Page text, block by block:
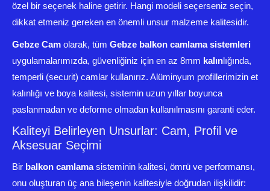
özel bir seçenek haline getirir. Hangi modeli seçerseniz seçin,
dikkat etmeniz gereken en önemli unsur malzeme kalitesidir.
Gebze Cam olarak, tüm Gebze balkon camlama sistemleri
uygulamalarımızda, güvenliğiniz için en az 8mm kalınlığında,
temperli (securit) camlar kullanırız. Alüminyum profillerimizin et
kalınlığı ve boya kalitesi, sistemin uzun yıllar boyunca
paslanmadan ve deforme olmadan kullanılmasını garanti eder.
Kaliteyi Belirleyen Unsurlar: Cam, Profil ve
Aksesuar Seçimi
Bir balkon camlamasisteminin kalitesi, ömrü ve performansı,
onu oluşturan üç ana bileşenin kalitesiyle doğrudan ilişkilidir: